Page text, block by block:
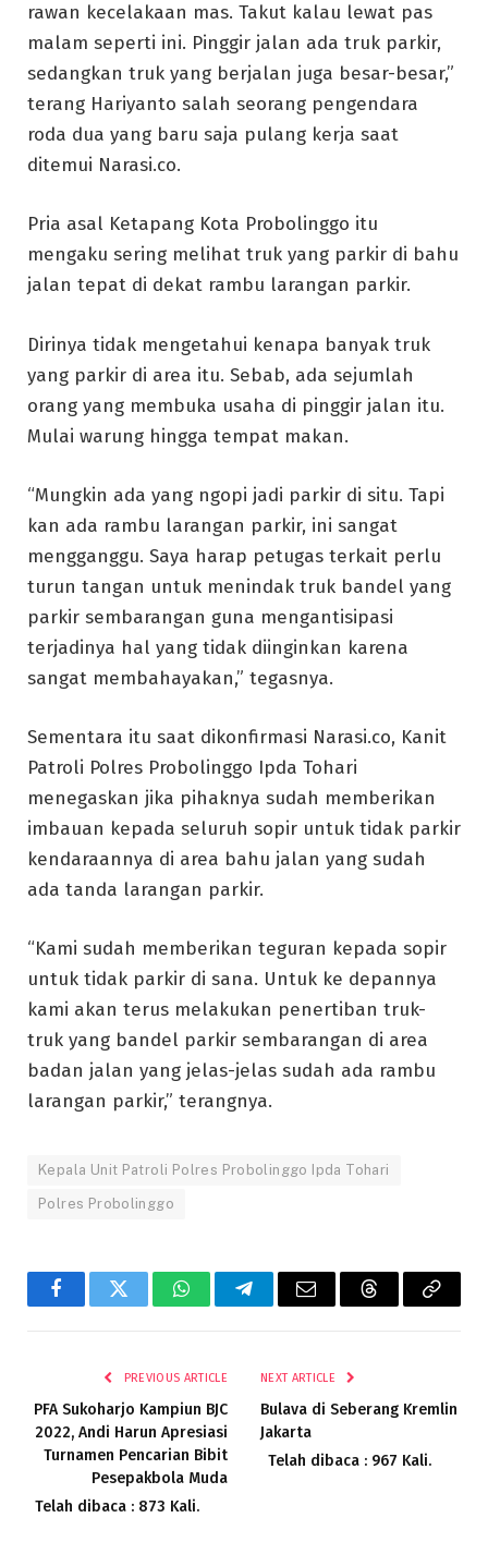
rawan kecelakaan mas. Takut kalau lewat pas
malam seperti ini. Pinggir jalan ada truk parkir,
sedangkan truk yang berjalan juga besar-besar,”
terang Hariyanto salah seorang pengendara
roda dua yang baru saja pulang kerja saat
ditemui Narasi.co.
Pria asal Ketapang Kota Probolinggo itu
mengaku sering melihat truk yang parkir di bahu
jalan tepat di dekat rambu larangan parkir.
Dirinya tidak mengetahui kenapa banyak truk
yang parkir di area itu. Sebab, ada sejumlah
orang yang membuka usaha di pinggir jalan itu.
Mulai warung hingga tempat makan.
“Mungkin ada yang ngopi jadi parkir di situ. Tapi
kan ada rambu larangan parkir, ini sangat
mengganggu. Saya harap petugas terkait perlu
turun tangan untuk menindak truk bandel yang
parkir sembarangan guna mengantisipasi
terjadinya hal yang tidak diinginkan karena
sangat membahayakan,” tegasnya.
Sementara itu saat dikonfirmasi Narasi.co, Kanit
Patroli Polres Probolinggo Ipda Tohari
menegaskan jika pihaknya sudah memberikan
imbauan kepada seluruh sopir untuk tidak parkir
kendaraannya di area bahu jalan yang sudah
ada tanda larangan parkir.
“Kami sudah memberikan teguran kepada sopir
untuk tidak parkir di sana. Untuk ke depannya
kami akan terus melakukan penertiban truk-
truk yang bandel parkir sembarangan di area
badan jalan yang jelas-jelas sudah ada rambu
larangan parkir,” terangnya.
Kepala Unit Patroli Polres Probolinggo Ipda Tohari
Polres Probolinggo
FacebookTwitter WhatsAppTelegramEmail ThreadsCopy
PREVIOUS ARTICLE
PFA Sukoharjo Kampiun BJC
2022, Andi Harun Apresiasi
Turnamen Pencarian Bibit
Pesepakbola Muda
Telah dibaca : 873 Kali.
NEXT ARTICLE
Bulava di Seberang Kremlin
Jakarta
Telah dibaca : 967 Kali.